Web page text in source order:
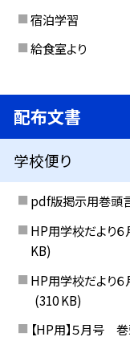
宿泊学習
給食室より
配布文書
学校便り
pdf版掲示用巻頭
HP用学校だより６
KB)
HP用学校だより６
(310 KB)
【HP用】５月号 巻